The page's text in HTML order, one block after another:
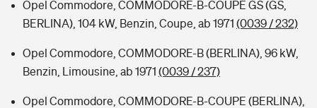
Opel Commodore, COMMODORE-B-COUPE GS (GS,
BERLINA), 104 kW, Benzin, Coupe, ab 1971 (0039 / 232)
Opel Commodore, COMMODORE-B (BERLINA), 96 kW,
Benzin, Limousine, ab 1971 (0039 / 237)
Opel Commodore, COMMODORE-B-COUPE (BERLINA),